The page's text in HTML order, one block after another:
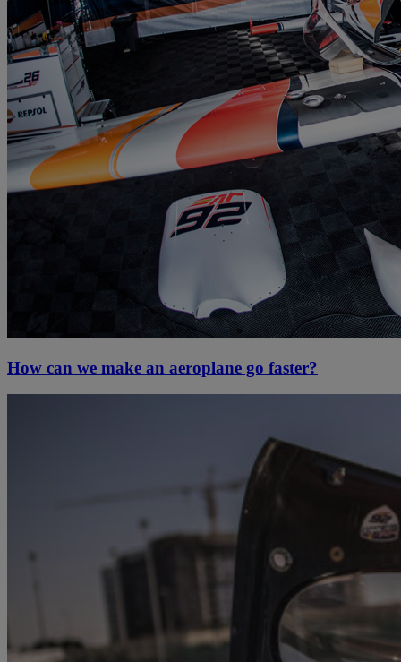
How can we make an aeroplane go faster?